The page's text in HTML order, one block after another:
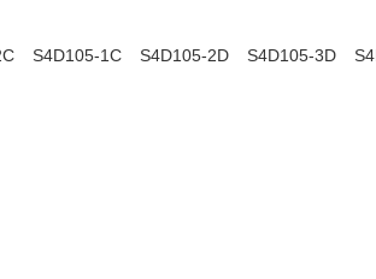
S4D105-1C S4D105-2D S4D105-3D